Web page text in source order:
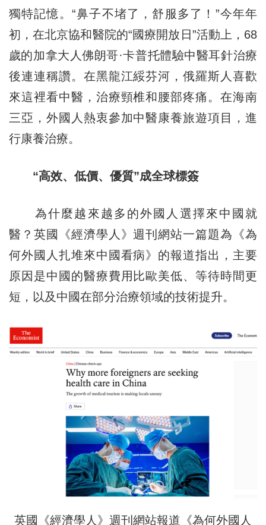
獨特記憶。“鼻子不堵了，舒服多了！”今年年
初，在北京協和醫院的“國療開放日”活動上，68
歲的加拿大人佛朗哥·卡普托體驗中醫耳針治療
後連連稱讚。在黑龍江綏芬河，俄羅斯人喜歡
來這裡看中醫，治療頸椎和腰部疼痛。在海南
三亞，外國人熱衷參加中醫康養旅遊項目，進
行康養治療。
“高效、低價、優質”成全球標簽
為什麼越來越多的外國人選擇來中國就
醫？英國《經濟學人》週刊網站一篇題為《為
何外國人扎堆來中國看病》的報道指出，主要
原因是中國的醫療費用比歐美低、等待時間更
短，以及中國在部分治療領域的技術提升。
英國《經濟學人》週刊網站報道《為何外國人